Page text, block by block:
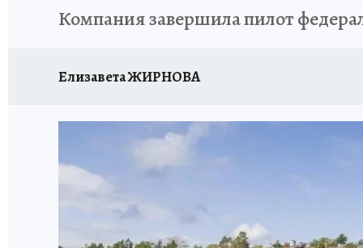
ЗАПОВЕДНАЯ РОССИЯ СЧАСТЬЕ В СЕМЬЕ
Компания завершила пилот
Елизавета ЖИРНОВА